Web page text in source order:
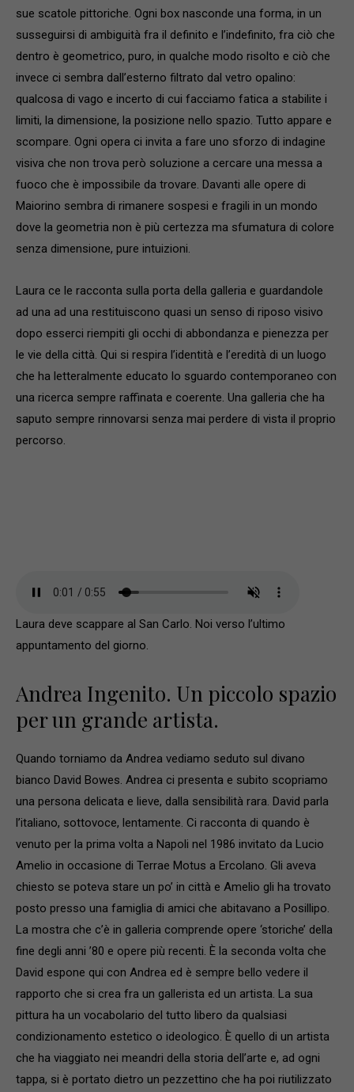
sue scatole pittoriche. Ogni box nasconde una forma, in un
susseguirsi di ambiguità fra il definito e l’indefinito, fra ciò che
dentro è geometrico, puro, in qualche modo risolto e ciò che
invece ci sembra dall’esterno filtrato dal vetro opalino:
qualcosa di vago e incerto di cui facciamo fatica a stabilite i
limiti, la dimensione, la posizione nello spazio. Tutto appare e
scompare. Ogni opera ci invita a fare uno sforzo di indagine
visiva che non trova però soluzione a cercare una messa a
fuoco che è impossibile da trovare. Davanti alle opere di
Maiorino sembra di rimanere sospesi e fragili in un mondo
dove la geometria non è più certezza ma sfumatura di colore
senza dimensione, pure intuizioni.
Laura ce le racconta sulla porta della galleria e guardandole
ad una ad una restituiscono quasi un senso di riposo visivo
dopo esserci riempiti gli occhi di abbondanza e pienezza per
le vie della città. Qui si respira l’identità e l’eredità di un luogo
che ha letteralmente educato lo sguardo contemporaneo con
una ricerca sempre raffinata e coerente. Una galleria che ha
saputo sempre rinnovarsi senza mai perdere di vista il proprio
percorso.
Laura deve scappare al San Carlo. Noi verso l’ultimo
appuntamento del giorno.
Andrea Ingenito. Un piccolo spazio
per un grande artista.
Quando torniamo da Andrea vediamo seduto sul divano
bianco David Bowes. Andrea ci presenta e subito scopriamo
una persona delicata e lieve, dalla sensibilità rara. David parla
l’italiano, sottovoce, lentamente. Ci racconta di quando è
venuto per la prima volta a Napoli nel 1986 invitato da Lucio
Amelio in occasione di Terrae Motus a Ercolano. Gli aveva
chiesto se poteva stare un po’ in città e Amelio gli ha trovato
posto presso una famiglia di amici che abitavano a Posillipo.
La mostra che c’è in galleria comprende opere ‘storiche’ della
fine degli anni ’80 e opere più recenti. È la seconda volta che
David espone qui con Andrea ed è sempre bello vedere il
rapporto che si crea fra un gallerista ed un artista. La sua
pittura ha un vocabolario del tutto libero da qualsiasi
condizionamento estetico o ideologico. È quello di un artista
che ha viaggiato nei meandri della storia dell’arte e, ad ogni
tappa, si è portato dietro un pezzettino che ha poi riutilizzato